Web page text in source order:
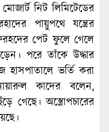
নিট লিমিটেডের
পায়ুপথে যন্ত্রের
পেট ফুলে গেলে
পরে তাঁকে উদ্ধার
ভর্তি করা
কাদের বলেন,
গেছে। অস্ত্রোপচারের